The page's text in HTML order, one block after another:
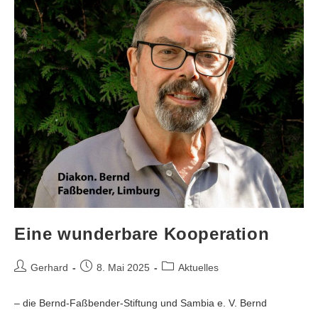
Eine wunderbare Kooperation
Gerhard 8. Mai 2025 Aktuelles
– die Bernd-Faßbender-Stiftung und Sambia e. V. Bernd